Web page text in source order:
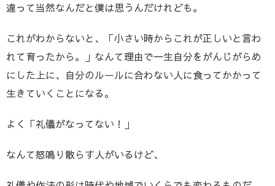
違って当然なんだと僕は思うんだけれども。
これがわからないと、「小さい時からこれが正しいと言わ
れて育ったから。」なんて理由で一生自分をがんじがらめ
にした上に、自分のルールに合わない人に食ってかかって
生きていくことになる。
よく「礼儀がなってない！」
なんて怒鳴り散らす人がいるけど、